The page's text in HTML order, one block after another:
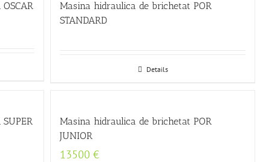
Masina hidraulica de brichetat POR
STANDARD
Details
Masina hidraulica de brichetat POR
JUNIOR
13500€